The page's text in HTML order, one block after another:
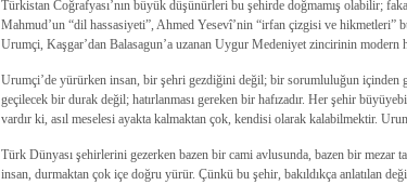
Türkistan Coğrafyası’nın büyük düşünürleri bu şehirde doğmamış olabilir;
Mahmud’un “dil hassasiyeti”, Ahmed Yesevî’nin “irfan çizgisi ve hikmetleri”
Urumçi, Kaşgar’dan Balasagun’a uzanan Uygur Medeniyet zincirinin modern
Urumçi’de yürürken insan, bir şehri gezdiğini değil; bir sorumluluğun içinden
geçilecek bir durak değil; hatırlanması gereken bir hafızadır. Her şehir
vardır ki, asıl meselesi ayakta kalmaktan çok, kendisi olarak kalabilmektir.
Türk Dünyası şehirlerini gezerken bazen bir cami avlusunda, bazen bir mezar
insan, durmaktan çok içe doğru yürür. Çünkü bu şehir, bakıldıkça anlatılan